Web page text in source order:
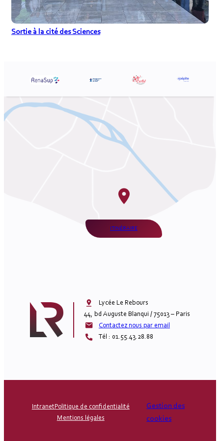
Sortie à la cité des Sciences

Lycée Le Rebours
44, bd Auguste Blanqui / 75013 – Paris
Contactez nous par email
Tél : 01.55.43.28.88
ITINÉRAIRE
IntranetPolitique de confidentialité
Mentions légales
Gestion des
cookies